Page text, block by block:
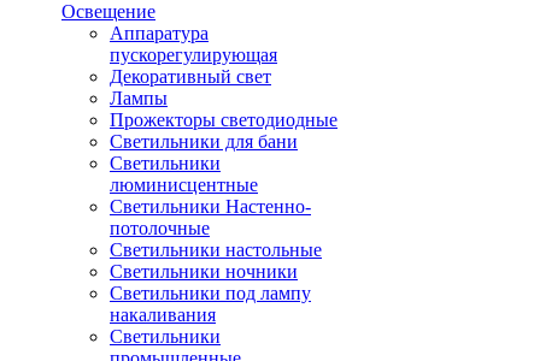
Освещение
Аппаратура
пускорегулирующая
Декоративный свет
Лампы
Прожекторы светодиодные
Светильники для бани
Светильники
люминисцентные
Светильники Настенно-
потолочные
Светильники настольные
Светильники ночники
Светильники под лампу
накаливания
Светильники